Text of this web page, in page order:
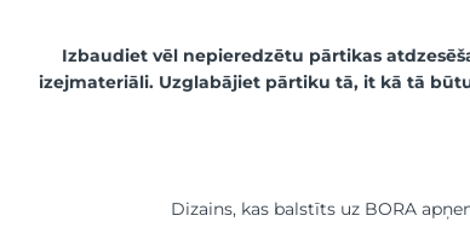
Izbaudiet vēl nepieredzētu pārtikas
izejmateriāli. Uzglabājiet pārtiku tā, it kā tā
Dizains, kas balstīts uz BORA